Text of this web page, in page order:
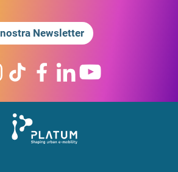
Newsletter